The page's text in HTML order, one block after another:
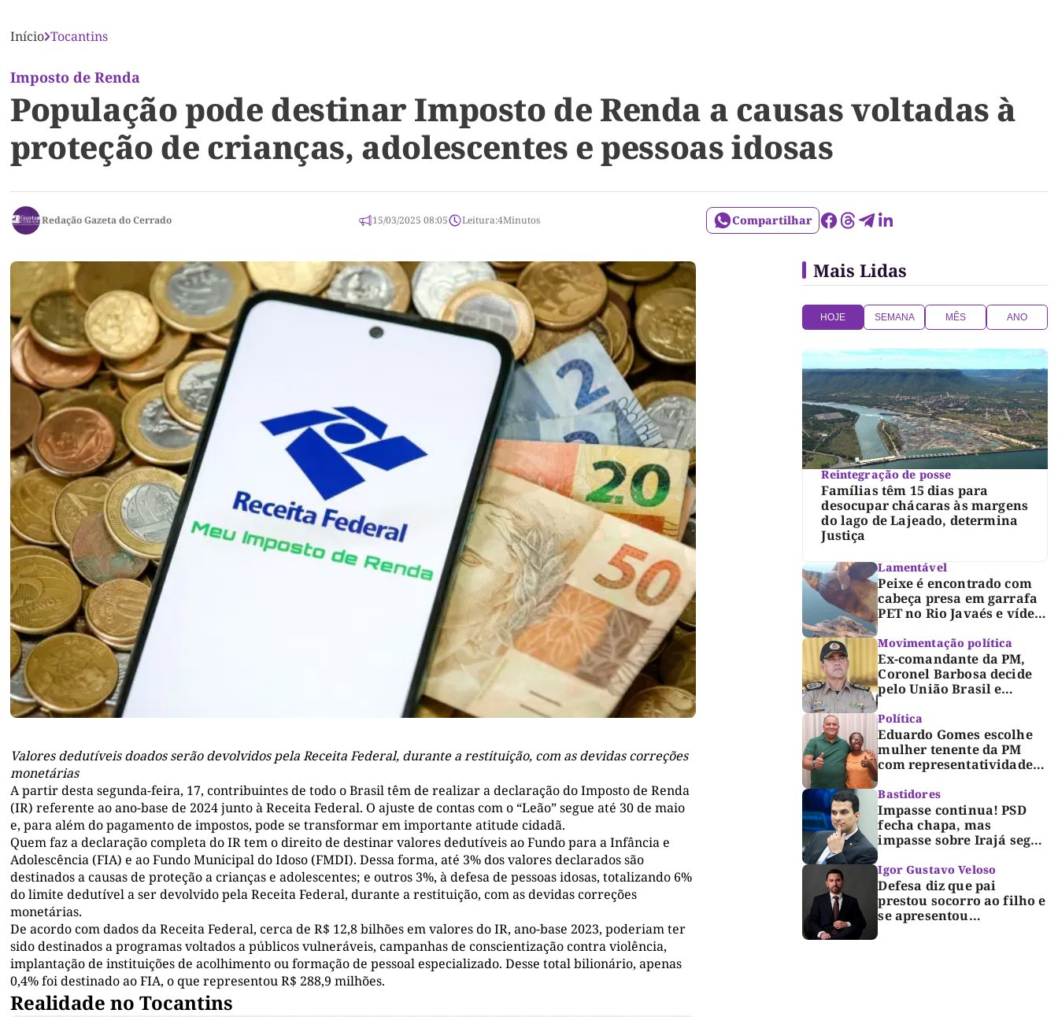
Início Tocantins
Imposto de Renda
População pode destinar Imposto de Renda a causas voltadas à
proteção de crianças, adolescentes e pessoas idosas
Redação Gazeta do Cerrado 15/03/2025 08:05 Leitura:4Minutos Compartilhar
Valores dedutíveis doados serão devolvidos pela Receita Federal, durante a restituição, com as devidas correções
monetárias
A partir desta segunda-feira, 17, contribuintes de todo o Brasil têm de realizar a declaração do Imposto de Renda
(IR) referente ao ano-base de 2024 junto à Receita Federal. O ajuste de contas com o “Leão” segue até 30 de maio
e, para além do pagamento de impostos, pode se transformar em importante atitude cidadã.
Quem faz a declaração completa do IR tem o direito de destinar valores dedutíveis ao Fundo para a Infância e
Adolescência (FIA) e ao Fundo Municipal do Idoso (FMDI). Dessa forma, até 3% dos valores declarados são
destinados a causas de proteção a crianças e adolescentes; e outros 3%, à defesa de pessoas idosas, totalizando 6%
do limite dedutível a ser devolvido pela Receita Federal, durante a restituição, com as devidas correções
monetárias.
De acordo com dados da Receita Federal, cerca de R$ 12,8 bilhões em valores do IR, ano-base 2023, poderiam ter
sido destinados a programas voltados a públicos vulneráveis, campanhas de conscientização contra violência,
implantação de instituições de acolhimento ou formação de pessoal especializado. Desse total bilionário, apenas
0,4% foi destinado ao FIA, o que representou R$ 288,9 milhões.
Realidade no Tocantins
Mais Lidas
HOJE SEMANA MÊS ANO
Reintegração de posse
Famílias têm 15 dias para
desocupar chácaras às margens
do lago de Lajeado, determina
Justiça
Lamentável
Peixe é encontrado com
cabeça presa em garrafa
PET no Rio Javaés e vídeo
lixo nos rios
Movimentação política
Ex-comandante da PM,
Coronel Barbosa decide
pelo União Brasil e
Dorinha
Política
Eduardo Gomes escolhe
mulher tenente da PM
com representatividade e
para compor segunda
suplência ao Senado
Bastidores
Impasse continua! PSD
fecha chapa, mas
impasse sobre Irajá segue
TRE; Laurez diz que nome
dele não foi homologado
Igor Gustavo Veloso
Defesa diz que pai
prestou socorro ao filho e
se apresentou